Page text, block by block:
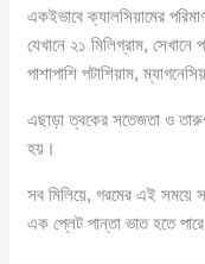
একইভাবে ক্যালসিয়ামের
যেখানে ২১ মিলিগ্রাম, সেখানে
পাশাপাশি পটাশিয়াম,
এছাড়া ত্বকের সতেজতা ও
হয়।
সব মিলিয়ে, গরমের এই সময়ে
এক প্লেট পান্তা ভাত হতে